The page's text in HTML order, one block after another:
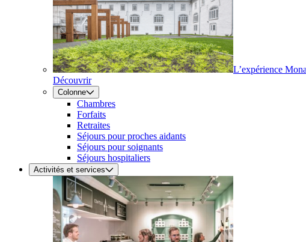
L’expérience
Découvrir
Colonne
Chambres
Forfaits
Retraites
Séjours pour proches aidants
Séjours pour soignants
Séjours hospitaliers
Activités et services